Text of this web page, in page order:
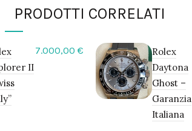
PRODOTTI CORRELATI
II
7.000,00 €
Rolex
Daytona
Ghost –
Garanzia
Italiana